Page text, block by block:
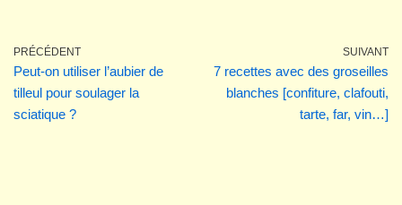
PRÉCÉDENT
Peut-on utiliser l’aubier de
tilleul pour soulager la
sciatique ?
SUIVANT
7 recettes avec des groseilles
blanches [confiture, clafouti,
tarte, far, vin…]